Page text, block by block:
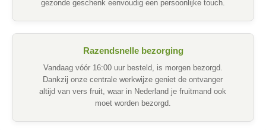
gezonde geschenk eenvoudig een persoonlijke touch.
Razendsnelle bezorging
Vandaag vóór 16:00 uur besteld, is morgen bezorgd.
Dankzij onze centrale werkwijze geniet de ontvanger
altijd van vers fruit, waar in Nederland je fruitmand ook
moet worden bezorgd.